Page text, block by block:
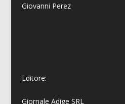
Giovanni Perez
Editore:
Giornale Adige SRL